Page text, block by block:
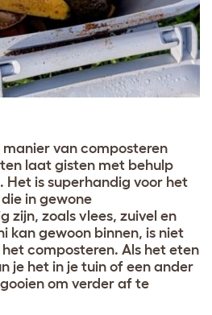
manier van composteren
laat gisten met behulp
is superhandig voor het
in gewone
zijn, zoals vlees, zuivel en
kan gewoon binnen, is niet
composteren. Als het eten
je het in je tuin of een ander
om verder af te